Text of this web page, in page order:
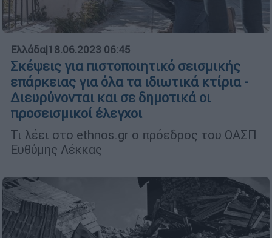
Ελλάδα|18.06.2023 06:45
Σκέψεις για πιστοποιητικό σεισμικής
επάρκειας για όλα τα ιδιωτικά κτίρια -
Διευρύνονται και σε δημοτικά οι
προσεισμικοί έλεγχοι
Τι λέει στο ethnos.gr ο πρόεδρος του ΟΑΣΠ
Ευθύμης Λέκκας